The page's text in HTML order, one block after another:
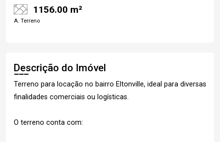
1156.00 m²
A. Terreno
Descrição do Imóvel
Terreno para locação no bairro Eltonville, ideal para diversas
finalidades comerciais ou logísticas.
O terreno conta com: